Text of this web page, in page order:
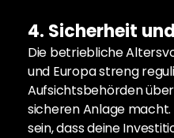
4. Sicherheit
Die betriebliche
und Europa streng
Aufsichtsbehörden
sicheren Anlage
sein, dass deine